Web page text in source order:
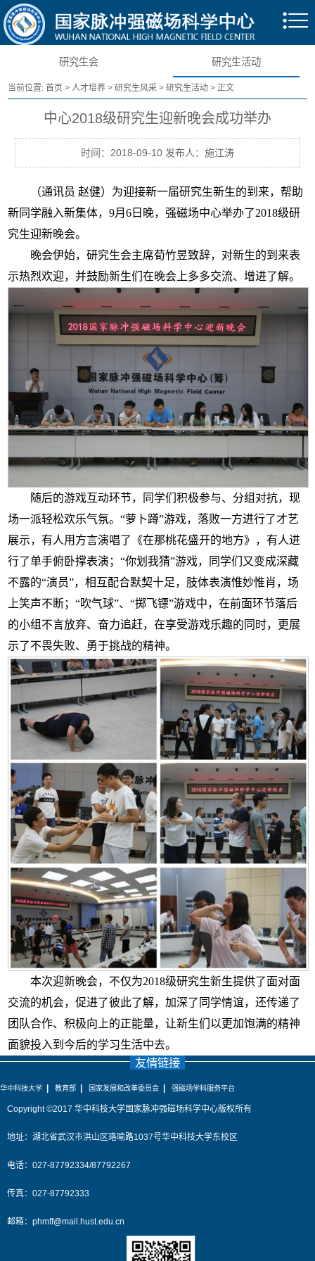
研究生会 研究生活动
当前位置:首页 >人才培养 >研究生风采 >研究生活动 > 正文
中心2018级研究生迎新晚会成功举办
时间：2018-09-10 发布人：施江涛
（通讯员 赵健）为迎接新一届研究生新生的到来，帮助
新同学融入新集体，9月6 日晚，强磁场中心举办了2018级研
究生迎新晚会。
晚会伊始，研究生会主席荀竹昱致辞，对新生的到来表
示热烈欢迎，并鼓励新生们在晚会上多多交流、增进了解。
随后的游戏互动环节，同学们积极参与、分组对抗，现
场一派轻松欢乐气氛。“萝卜蹲”游戏，落败一方进行了才艺
展示，有人用方言演唱了《在那桃花盛开的地方》，有人进
行了单手俯卧撑表演；“你划我猜”游戏，同学们又变成深藏
不露的“演员”，相互配合默契十足，肢体表演惟妙惟肖，场
上笑声不断；“吹气球”、“掷飞镖”游戏中，在前面环节落后
的小组不言放弃、奋力追赶，在享受游戏乐趣的同时，更展
示了不畏失败、勇于挑战的精神。
本次迎新晚会，不仅为2018级研究生新生提供了面对面
交流的机会，促进了彼此了解，加深了同学情谊，还传递了
团队合作、积极向上的正能量，让新生们以更加饱满的精神
面貌投入到今后的学习生活中去。
友情链接
华中科技大学 教育部 国家发展和改革委员会 强磁场学科服务平台
Copyright ©2017 华中科技大学国家脉冲强磁场科学中心版权所有
地址：湖北省武汉市洪山区珞喻路1037号华中科技大学东校区
电话：027-87792334/87792267
传真：027-87792333
邮箱： phmff@mail.hust.edu.cn